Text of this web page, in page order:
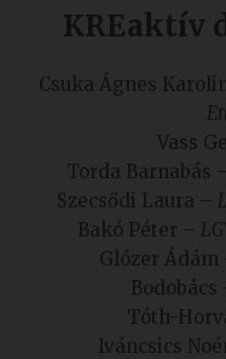
KREaktív
Csuka Ágnes
Vass
Torda Barnabás
Szecsődi Laura –
Bakó Péter –
Glózer Ádám
Bodobács
Tóth-
Iváncsics